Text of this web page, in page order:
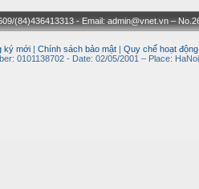
(84)436413313 - Email: admin@vnet.vn –
ký mới Chính sách bảo mật Quy chế hoạt động
0101138702 - Date: 02/05/2001 – Place: